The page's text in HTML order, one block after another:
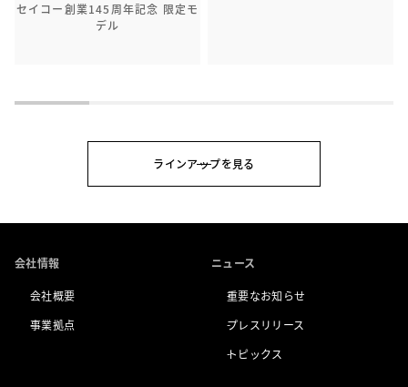
セイコー創業145周年記念 限定モ
デル
ラインアップを見る
会社情報
会社概要
事業拠点
ニュース
重要なお知らせ
プレスリリース
トピックス